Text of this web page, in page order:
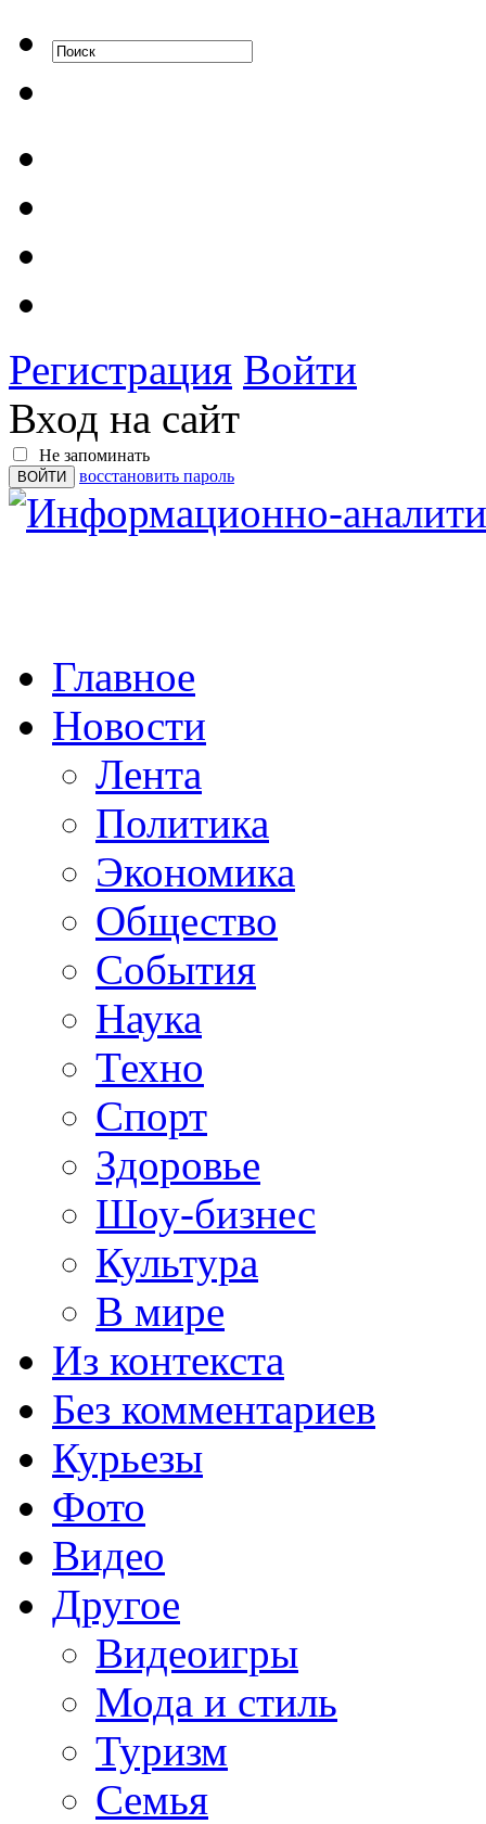
Регистрация Войти
Вход на сайт
Не запоминать
восстановить пароль
Главное
Новости
Лента
Политика
Экономика
Общество
События
Наука
Техно
Спорт
Здоровье
Шоу-бизнес
Культура
В мире
Из контекста
Без комментариев
Курьезы
Фото
Видео
Другое
Видеоигры
Мода и стиль
Туризм
Семья